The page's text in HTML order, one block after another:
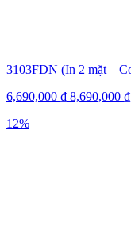
3103FDN (In 2 mặt –
6,690,000 ₫ 8,690,000 ₫
12%